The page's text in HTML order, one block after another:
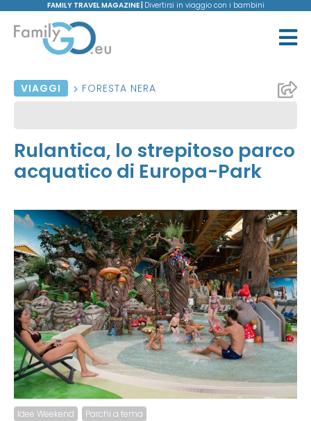
FAMILY TRAVEL MAGAZINE | Divertirsi in viaggio con i bambini
VIAGGI FORESTA NERA
Rulantica, lo strepitoso parco
acquatico di Europa-Park
Idee Weekend Parchi a tema